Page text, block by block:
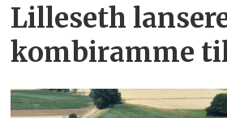
Lilleseth
kombi­ramme